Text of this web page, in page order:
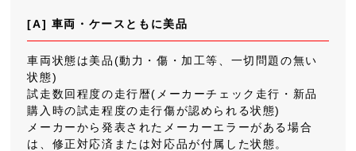
[A] 車両・ケースともに美品
車両状態は美品(動力・傷・加工等、一切問題の無い
状態)
試走数回程度の走行暦(メーカーチェック走行・新品
購入時の試走程度の走行傷が認められる状態)
メーカーから発表されたメーカーエラーがある場合
は、修正対応済または対応品が付属した状態。